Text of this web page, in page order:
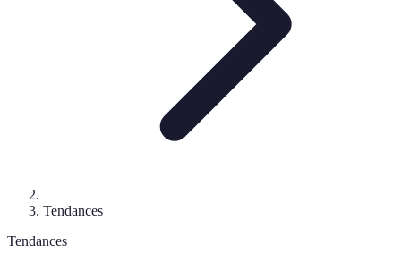
Tendances
Tendances